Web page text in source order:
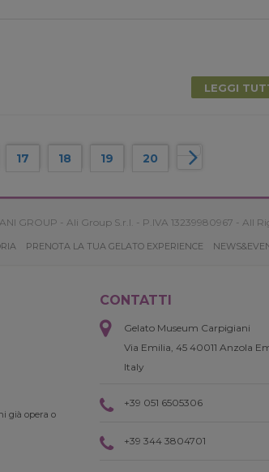
LEGGI
17 18 19 20
GROUP - Ali Group S.r.l. - P.IVA 13239980967 - All
PRENOTA LA TUA GELATO EXPERIENCE
già opera o
CONTATTI
Gelato Museum Carpigiani
Via Emilia, 45 40011 Anzola
Italy
+39 051 6505306
+39 344 3804701